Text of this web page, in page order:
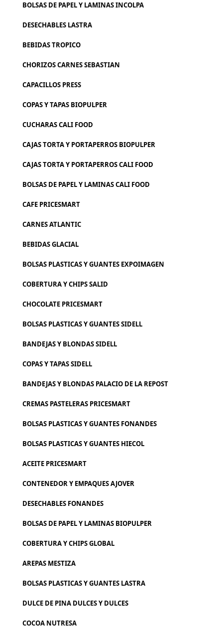
BOLSAS DE PAPEL Y LAMINAS INCOLPA
DESECHABLES LASTRA
BEBIDAS TROPICO
CHORIZOS CARNES SEBASTIAN
CAPACILLOS PRESS
COPAS Y TAPAS BIOPULPER
CUCHARAS CALI FOOD
CAJAS TORTA Y PORTAPERROS BIOPULPER
CAJAS TORTA Y PORTAPERROS CALI FOOD
BOLSAS DE PAPEL Y LAMINAS CALI FOOD
CAFE PRICESMART
CARNES ATLANTIC
BEBIDAS GLACIAL
BOLSAS PLASTICAS Y GUANTES EXPOIMAGEN
COBERTURA Y CHIPS SALID
CHOCOLATE PRICESMART
BOLSAS PLASTICAS Y GUANTES SIDELL
BANDEJAS Y BLONDAS SIDELL
COPAS Y TAPAS SIDELL
BANDEJAS Y BLONDAS PALACIO DE LA REPOST
CREMAS PASTELERAS PRICESMART
BOLSAS PLASTICAS Y GUANTES FONANDES
BOLSAS PLASTICAS Y GUANTES HIECOL
ACEITE PRICESMART
CONTENEDOR Y EMPAQUES AJOVER
DESECHABLES FONANDES
BOLSAS DE PAPEL Y LAMINAS BIOPULPER
COBERTURA Y CHIPS GLOBAL
AREPAS MESTIZA
BOLSAS PLASTICAS Y GUANTES LASTRA
DULCE DE PINA DULCES Y DULCES
COCOA NUTRESA